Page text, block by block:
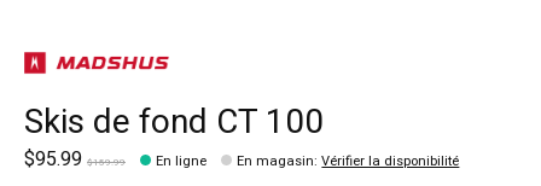
Skis de fond CT 100
$95.99 $159.99 En ligne En magasin:Vérifier la disponibilité